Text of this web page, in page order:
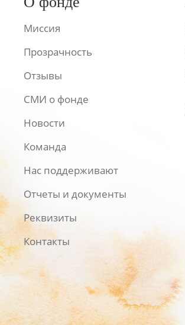
Миссия
Прозрачность
Отзывы
СМИ о фонде
Новости
Команда
Нас поддерживают
Отчеты и документы
Реквизиты
Контакты